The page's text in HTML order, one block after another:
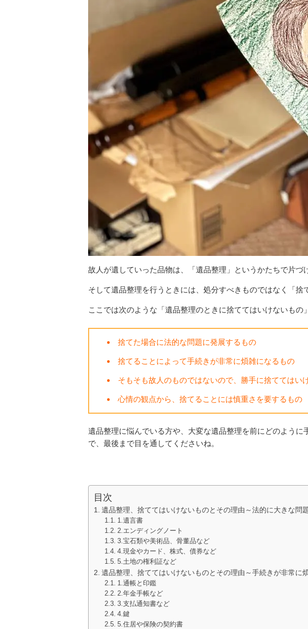
故人が遺していった品物は、「遺品整理」というかたちで片づ
そして遺品整理を行うときには、処分すべきものではなく「捨
ここでは次のような「遺品整理のときに捨ててはいけないもの
捨てた場合に法的な問題に発展するもの
捨てることによって手続きが非常に煩雑になるもの
そもそも故人のものではないので、勝手に捨ててはい
心情の観点から、捨てることには慎重さを要するもの
遺品整理に悩んでいる方や、大変な遺品整理を前にどのよう
で、最後まで目を通してくださいね。
目次
遺品整理、捨ててはいけないものとその理由～法的に大きな問
1.遺言書
2.エンディングノート
3.宝石類や美術品、骨董品など
4.現金やカード、株式、債券など
5.土地の権利証など
遺品整理、捨ててはいけないものとその理由～手続きが非常に
1.通帳と印鑑
2.年金手帳など
3.支払通知書など
4.鍵
5.住居や保険の契約書